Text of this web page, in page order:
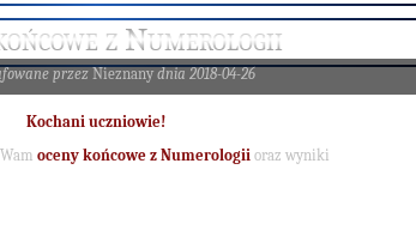
z Numerologii
przezNieznanydnia 2018-04-26
Kochani uczniowie!
oceny końcowe z Numerologii oraz wyniki